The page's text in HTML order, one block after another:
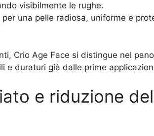
visibilmente le rughe.
una pelle radiosa, uniforme e
Crio Age Face si distingue nel
e duraturi già dalle prime
e riduzione